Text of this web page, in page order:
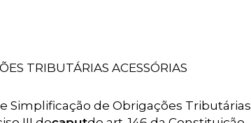
TRIBUTÁRIAS ACESSÓRIAS
Simplificação de Obrigações Tributárias